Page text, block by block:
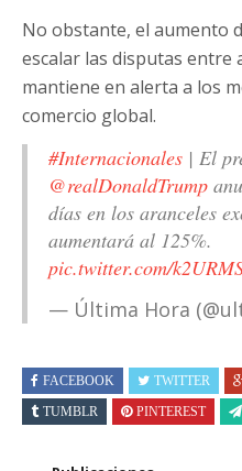
No obstante, el aumento
escalar las disputas entre
mantiene en alerta a los
comercio global.
#Internacionales | El
@realDonaldTrump
días en los aranceles
aumentará al 125%.
pic.twitter.com/
— Última Hora
FACEBOOK TWITTER
TUMBLR
PINTEREST